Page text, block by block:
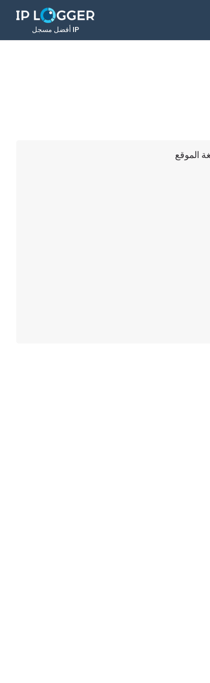
أفضل مسجل IP